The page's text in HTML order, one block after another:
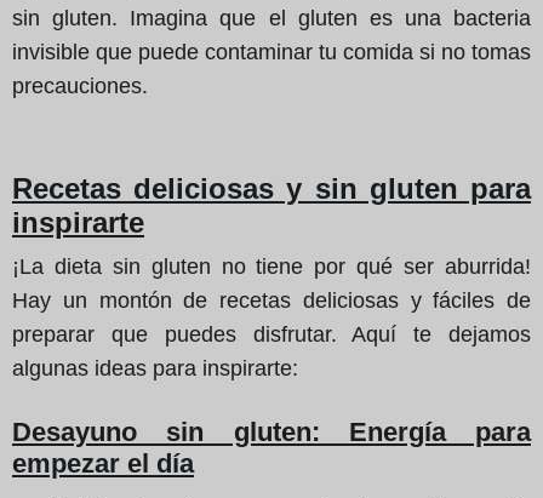
sin gluten. Imagina que el gluten es una bacteria
invisible que puede contaminar tu comida si no tomas
precauciones.
Recetas deliciosas y sin gluten para
inspirarte
¡La dieta sin gluten no tiene por qué ser aburrida!
Hay un montón de recetas deliciosas y fáciles de
preparar que puedes disfrutar. Aquí te dejamos
algunas ideas para inspirarte:
Desayuno sin gluten: Energía para
empezar el día